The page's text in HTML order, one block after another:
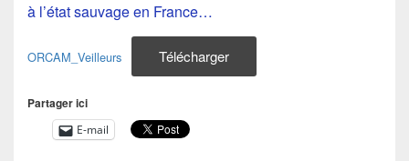
à l’état sauvage en France…
ORCAM_Veilleurs Télécharger
Partager ici
E-mail